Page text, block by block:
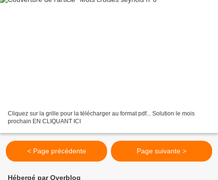
Cliquez sur la grille pour la télécharger au format pdf... Solution le mois
prochain EN CLIQUANT ICI
< Page précédente Page suivante >
Hébergé par Overblog